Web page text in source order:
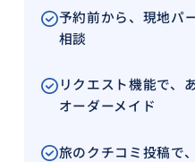
予約前から、現地パ
相談
リクエスト機能で、
オーダーメイド
旅のクチコミ投稿で